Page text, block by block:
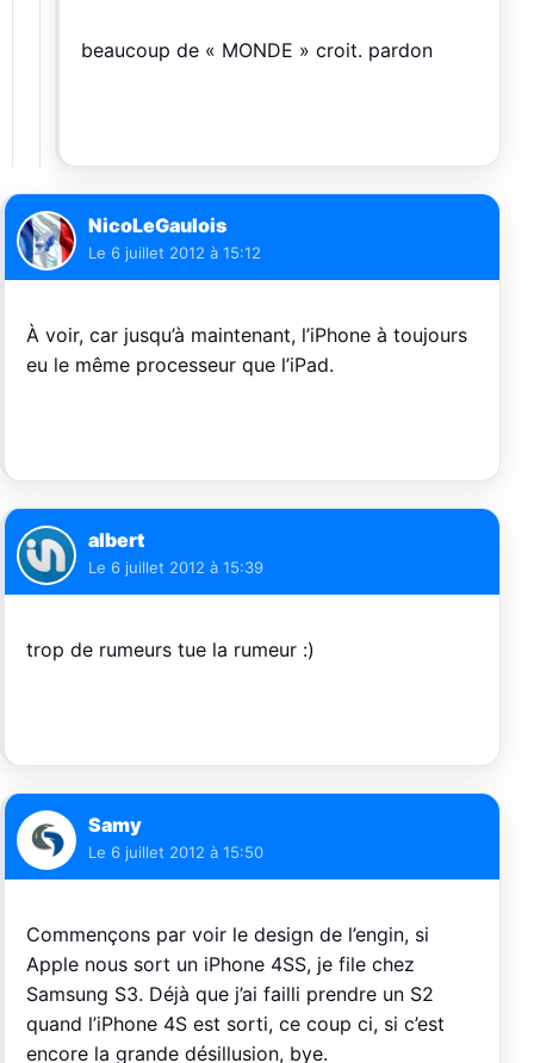
beaucoup de « MONDE » croit. pardon
NicoLeGaulois
Le 6 juillet 2012 à 15:12
À voir, car jusqu’à maintenant, l’iPhone à toujours
eu le même processeur que l’iPad.
albert
Le 6 juillet 2012 à 15:39
trop de rumeurs tue la rumeur :)
Samy
Le 6 juillet 2012 à 15:50
Commençons par voir le design de l’engin, si
Apple nous sort un iPhone 4SS, je file chez
Samsung S3. Déjà que j’ai failli prendre un S2
quand l’iPhone 4S est sorti, ce coup ci, si c’est
encore la grande désillusion, bye.